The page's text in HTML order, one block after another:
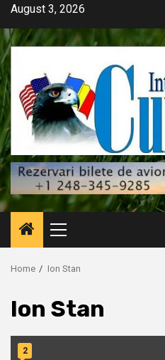
Skip
content
August 3, 2026
Primary
Menu
Home Ion Stan
Ion Stan
2